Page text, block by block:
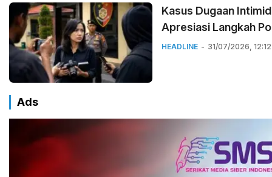
Kasus Dugaan
Apresiasi Langkah
HEADLINE 31/07/2026, 12:12
Ads